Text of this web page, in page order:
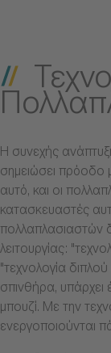
Η συνεχής
σημειώσει πρόοδο
αυτό, και οι
κατασκευαστές
πολλαπλασιαστών
λειτουργίας:
"τεχνολογία
σπινθήρα, υπάρχει
μπουζί. Με την
ενεργοποιούνται